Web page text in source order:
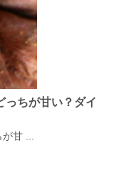
っちが甘い？ダイ
甘 ...